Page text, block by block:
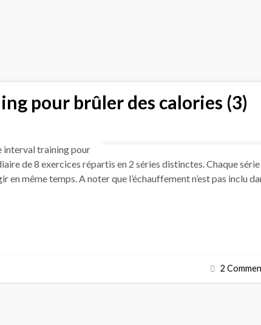
pour brûler des calories (3)
interval training pour
de 8 exercices répartis en 2 séries distinctes. Chaque
en même temps. A noter que l’échauffement n’est pas inclu
2